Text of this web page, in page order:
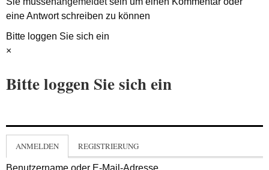
eine Antwort schreiben zu können
Bitte loggen Sie sich ein
×
Bitte loggen Sie sich ein
ANMELDEN REGISTRIERUNG
Benutzername oder E-Mail-Adresse